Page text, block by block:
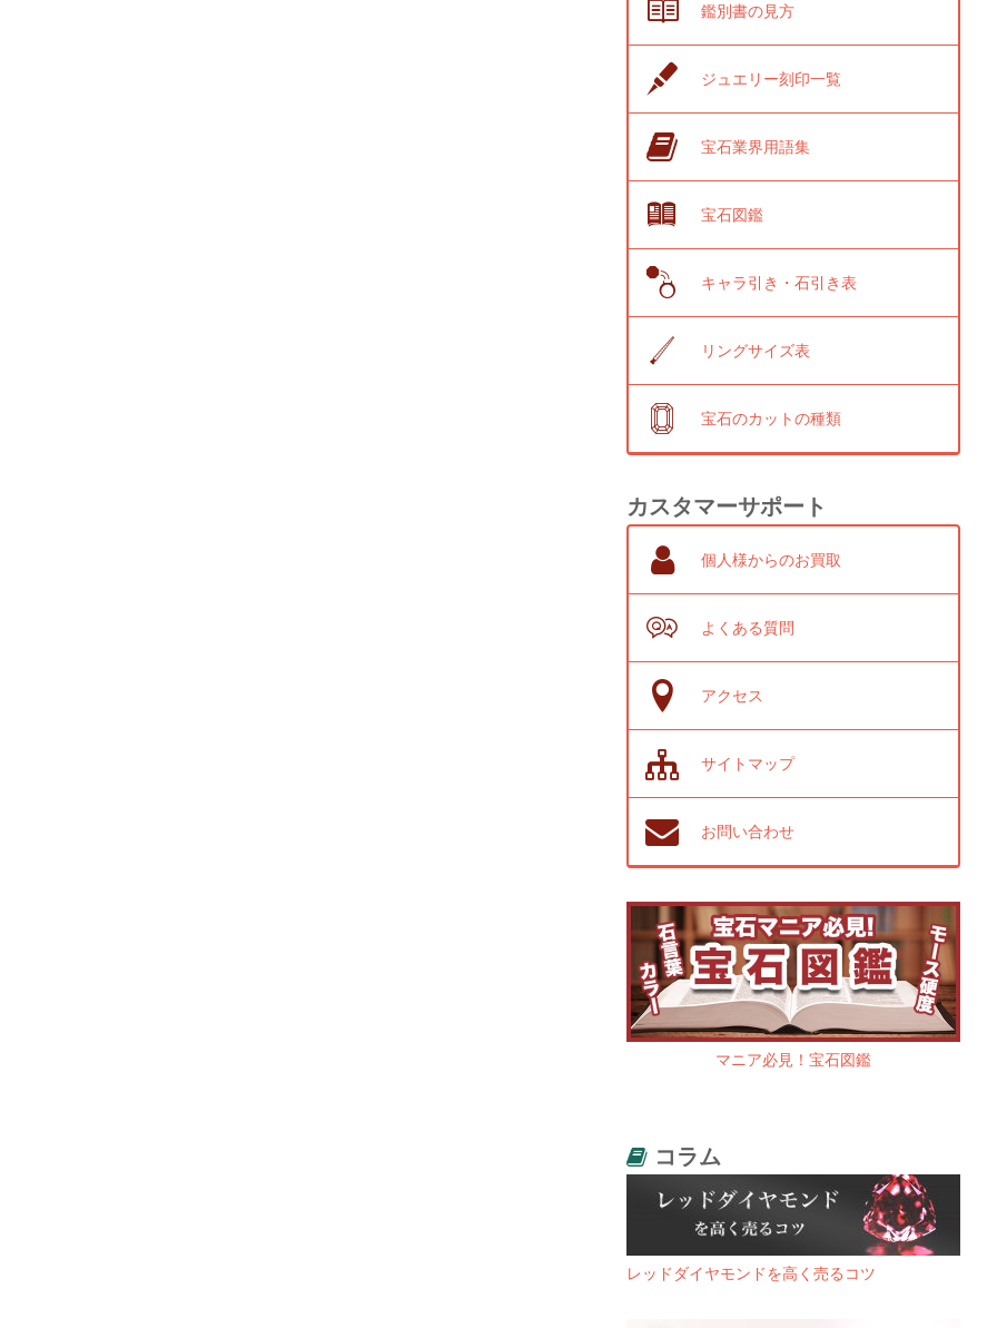
鑑別書の見方
ジュエリー刻印一覧
宝石業界用語集
宝石図鑑
キャラ引き・石引き表
リングサイズ表
宝石のカットの種類
カスタマーサポート
個人様からのお買取
よくある質問
アクセス
サイトマップ
お問い合わせ
マニア必見！宝石図鑑
コラム
レッドダイヤモンドを高く売るコツ